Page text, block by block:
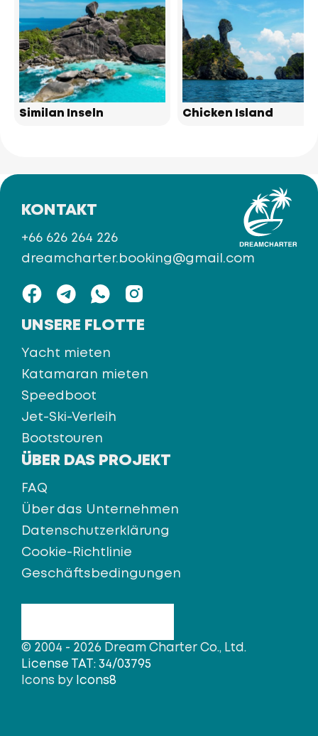
Similan Inseln Chicken Island
UNSERE FLOTTE
Yacht mieten
Katamaran mieten
Speedboot
Jet-Ski-Verleih
Bootstouren
ÜBER DAS PROJEKT
FAQ
Über das Unternehmen
Datenschutzerklärung
Cookie-Richtlinie
Geschäftsbedingungen
KONTAKT
+66 626 264 226
dreamcharter.booking@gmail.com
© 2004 - 2026 Dream Charter Co., Ltd.
License TAT: 34/03795
Icons by Icons8